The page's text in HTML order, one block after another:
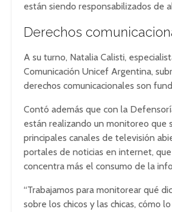
están siendo responsabilizados de
Derechos
A su turno, Natalia Calisti,
Comunicación Unicef Argentina,
derechos comunicacionales son
Contó además que con la
están realizando un monitoreo que
principales canales de televisión
portales de noticias en internet,
concentra más el consumo de la
“Trabajamos para monitorear qué
sobre los chicos y las chicas, cómo